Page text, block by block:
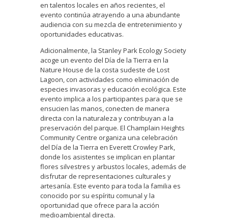
en talentos locales en años recientes, el
evento continúa atrayendo a una abundante
audiencia con su mezcla de entretenimiento y
oportunidades educativas.
Adicionalmente, la Stanley Park Ecology Society
acoge un evento del Día de la Tierra en la
Nature House de la costa sudeste de Lost
Lagoon, con actividades como eliminación de
especies invasoras y educación ecológica. Este
evento implica a los participantes para que se
ensucien las manos, conecten de manera
directa con la naturaleza y contribuyan a la
preservación del parque. El Champlain Heights
Community Centre organiza una celebración
del Día de la Tierra en Everett Crowley Park,
donde los asistentes se implican en plantar
flores silvestres y arbustos locales, además de
disfrutar de representaciones culturales y
artesanía. Este evento para toda la familia es
conocido por su espíritu comunal y la
oportunidad que ofrece para la acción
medioambiental directa.